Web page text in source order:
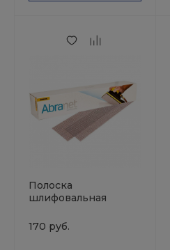
Полоска
шлифовальная
P150 MIRKA
170 руб.